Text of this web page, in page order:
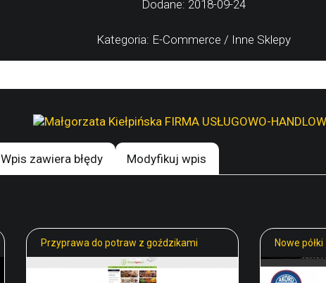
Dodane: 2018-09-24
Kategoria: E-Commerce / Inne Sklepy
Wpis zawiera błędy Modyfikuj wpis
Przyprawa do potraw z goździkami Nowe półki